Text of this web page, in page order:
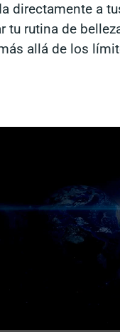
directamente a
rutina de
allá de los